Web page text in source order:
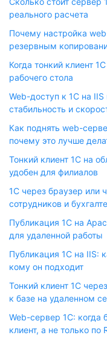
реального расчета
Почему настройка
резервным
Когда тонкий клиент
рабочего стола
Web-доступ к 1С на IIS
стабильность и
Как поднять web-
почему это лучше
Тонкий клиент 1С на
удобен для филиалов
1С через браузер или
сотрудников и
Публикация 1С на
для удаленной работы
Публикация 1С на IIS:
кому он подходит
Тонкий клиент 1С
к базе на удаленном
Web-сервер 1С: когда
клиент, а не только по